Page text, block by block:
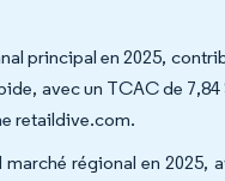
principal en 2025,
avec un TCAC de
retaildive.com.
régional en 2025,